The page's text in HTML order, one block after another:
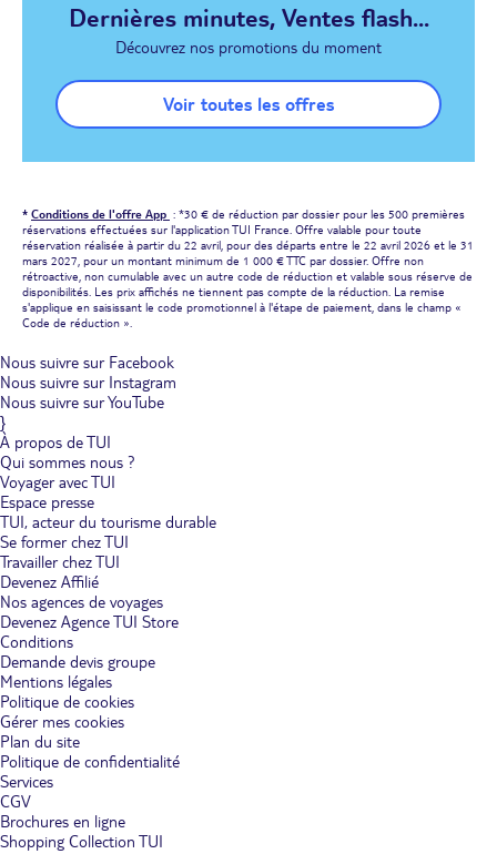
Dernières minutes, Ventes flash...
Découvrez nos promotions du moment
Voir toutes les offres
* Conditions de l'offre App : *30 € de réduction par dossier pour les 500 premières
réservations effectuées sur l'application TUI France. Offre valable pour toute
réservation réalisée à partir du 22 avril, pour des départs entre le 22 avril 2026 et le 31
mars 2027, pour un montant minimum de 1 000 € TTC par dossier. Offre non
rétroactive, non cumulable avec un autre code de réduction et valable sous réserve de
disponibilités. Les prix affichés ne tiennent pas compte de la réduction. La remise
s'applique en saisissant le code promotionnel à l'étape de paiement, dans le champ «
Code de réduction ».
Nous suivre sur Facebook
Nous suivre sur Instagram
Nous suivre sur YouTube
}
À propos de TUI
Qui sommes nous ?
Voyager avec TUI
Espace presse
TUI, acteur du tourisme durable
Se former chez TUI
Travailler chez TUI
Devenez Affilié
Nos agences de voyages
Devenez Agence TUI Store
Conditions
Demande devis groupe
Mentions légales
Politique de cookies
Gérer mes cookies
Plan du site
Politique de confidentialité
Services
CGV
Brochures en ligne
Shopping Collection TUI